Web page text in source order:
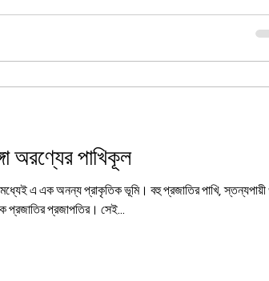
অরণ্যের পাখিকূল
মধ্যেই এ এক অনন্য প্রাকৃতিক ভূমি। বহু প্রজাতির পাখি, স্তন্যপায়ী
প্রজাতির প্রজাপতির। সেই...